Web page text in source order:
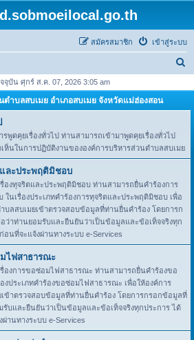
เข้าสู่ระบบ
สมัครสมาชิก
า
จุบัน ศุกร์ ส.ค. 07, 2026 3:05 am
ตำบลสบเมย อำเภอสบเมย จังหวัดแม่ฮ่องสอน
พูดคุยเรื่องทั่วไป ท่านสามารถเข้ามาพูดคุยเรื่องทั่วไป
ห็นในการปฏิบัติงานขององค์การบริหารส่วนตำบลสบเมย
ละประพฤติมิชอบ
องทุจริตและประพฤติมิชอบ ท่านสามารถยื่นคำร้องการ
นเรื่องประเภทคำร้องการทุจริตและประพฤติมิชอบ เพื่อ
บลสบเมยเข้าตรวจสอบข้อมูลที่ท่านยื่นคำร้อง โดยการก
ว่าท่านยอมรับและยืนยันว่าเป็นข้อมูลและข้อเท็จจริงทุก
อนที่จะแจ้งผ่านทางระบบ e-Services
ไฟสาธารณะ
องการขอซ่อมไฟสาธารณะ ท่านสามารถยื่นคำร้องขอ
งประเภทคำร้องขอซ่อมไฟสาธารณะ เพื่อให้องค์การ
ข้าตรวจสอบข้อมูลที่ท่านยื่นคำร้อง โดยการกรอกข้อมูลที่
บและยืนยันว่าเป็นข้อมูลและข้อเท็จจริงทุกประการ ได้
านทางระบบ e-Services